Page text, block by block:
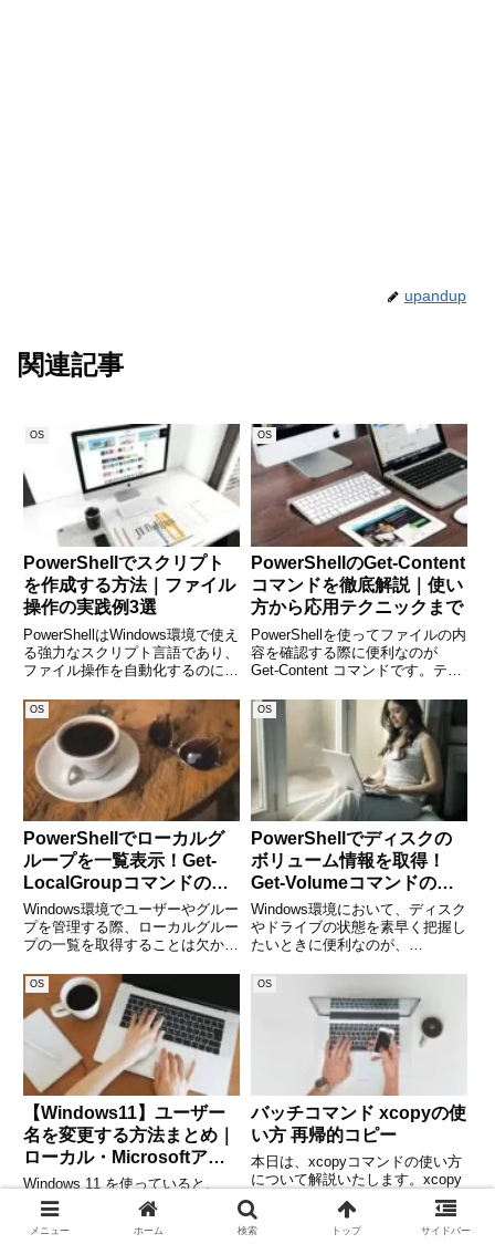
upandup
関連記事
OS
PowerShellでスクリプト
を作成する方法｜ファイル
操作の実践例3選
PowerShellはWindows環境で使え
る強力なスクリプト言語であり、
ファイル操作を自動化するのに最
ために、PowerShellを活用できる
場面は多くあります。本記事で
は、PowerShellのスクリプト
OS
PowerShellのGet-Content
コマンドを徹底解説｜使い
方から応用テクニックまで
PowerShellを使ってファイルの内
容を確認する際に便利なのが
Get-Content コマンドです。テキ
容を簡単に取得できるだけでな
く、特定の行を抜き出したり、リ
アルタイムで変更を監視したり
と、さまざまな
OS
PowerShellでローカルグ
ループを一覧表示！Get-
LocalGroupコマンドの使
い方を徹底解説
Windows環境でユーザーやグルー
プを管理する際、ローカルグルー
プの一覧を取得することは欠かせ
ーザーのアクセス権限を確認した
り、グループポリシーを適用した
りする場合、ローカルグループの
情報を素早く取得できる方
OS
PowerShellでディスクの
ボリューム情報を取得！
Get-Volumeコマンドの使
い方徹底解説
Windows環境において、ディスク
やドライブの状態を素早く把握し
たいときに便利なのが、
ドです。GUIの「ディスクの管
理」では時間がかかる場面でも、
PowerShellを使えば一瞬でボリュ
OS
【Windows11】ユーザー
名を変更する方法まとめ｜
ローカル・Microsoftアカ
ウント別にくわしく解説
Windows 11 を使っていると、
「パソコンに表示されるユーザー
名を変えたい」と思う場面があり
ます。たとえば、PCの譲渡や共
OS
バッチコマンド xcopyの使
い方 再帰的コピー
本日は、xcopyコマンドの使い方
について解説いたします。xcopy
は、ファイルやディレクトリを再
帰的にコピーするためのWindows
のバッチコマンドです。基本的な
メニュー ホーム 検索 トップ サイドバー